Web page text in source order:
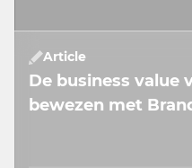
Article
De business value
bewezen met